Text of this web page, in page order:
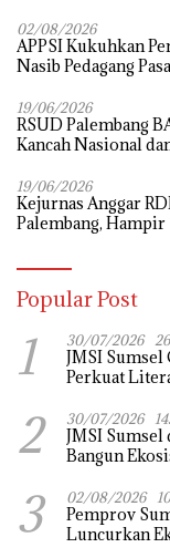
02/08/2026
APPSI Kukuhkan
Nasib Pedagang
19/06/2026
RSUD Palembang
Kancah Nasional
19/06/2026
Kejurnas Anggar
Palembang,
Popular Post
1 30/07/2026
JMSI Sumsel
Perkuat
2 30/07/2026
JMSI Sumsel
Bangun
3 02/08/2026
Pemprov
Luncurkan